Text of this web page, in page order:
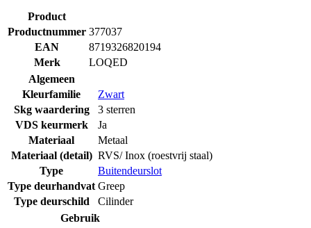
Product
Productnummer 377037
EAN
8719326820194
Merk
LOQED
Algemeen
Kleurfamilie
Zwart
Skg waardering
3 sterren
VDS keurmerk
Ja
Materiaal
Metaal
Materiaal (detail) RVS/ Inox (roestvrij staal)
Type
Buitendeurslot
Type deurhandvat Greep
Type deurschild
Cilinder
Gebruik